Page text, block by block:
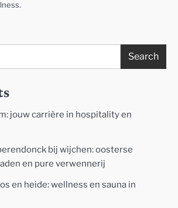
Search
jouw carrière in hospitality en
bij wijchen: oosterse
en pure verwennerij
en heide: wellness en sauna in